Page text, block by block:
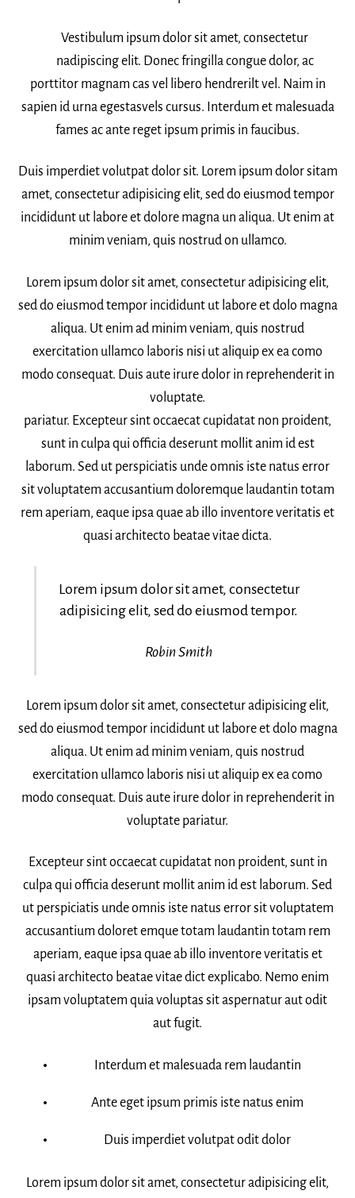
Vestibulum ipsum dolor sit amet, consectetur
nadipiscing elit. Donec fringilla congue dolor, ac
porttitor magnam cas vel libero hendrerilt vel. Naim in
sapien id urna egestasvels cursus. Interdum et malesuada
fames ac ante reget ipsum primis in faucibus.
Duis imperdiet volutpat dolor sit. Lorem ipsum dolor sitam
amet, consectetur adipisicing elit, sed do eiusmod tempor
incididunt ut labore et dolore magna un aliqua. Ut enim at
minim veniam, quis nostrud on ullamco.
Lorem ipsum dolor sit amet, consectetur adipisicing elit,
sed do eiusmod tempor incididunt ut labore et dolo magna
aliqua. Ut enim ad minim veniam, quis nostrud
exercitation ullamco laboris nisi ut aliquip ex ea como
modo consequat. Duis aute irure dolor in reprehenderit in
voluptate.
pariatur. Excepteur sint occaecat cupidatat non proident,
sunt in culpa qui officia deserunt mollit anim id est
laborum. Sed ut perspiciatis unde omnis iste natus error
sit voluptatem accusantium doloremque laudantin totam
rem aperiam, eaque ipsa quae ab illo inventore veritatis et
quasi architecto beatae vitae dicta.
Lorem ipsum dolor sit amet, consectetur
adipisicing elit, sed do eiusmod tempor.
Robin Smith
Lorem ipsum dolor sit amet, consectetur adipisicing elit,
sed do eiusmod tempor incididunt ut labore et dolo magna
aliqua. Ut enim ad minim veniam, quis nostrud
exercitation ullamco laboris nisi ut aliquip ex ea como
modo consequat. Duis aute irure dolor in reprehenderit in
voluptate pariatur.
Excepteur sint occaecat cupidatat non proident, sunt in
culpa qui officia deserunt mollit anim id est laborum. Sed
ut perspiciatis unde omnis iste natus error sit voluptatem
accusantium doloret emque totam laudantin totam rem
aperiam, eaque ipsa quae ab illo inventore veritatis et
quasi architecto beatae vitae dict explicabo. Nemo enim
ipsam voluptatem quia voluptas sit aspernatur aut odit
aut fugit.
Interdum et malesuada rem laudantin
Ante eget ipsum primis iste natus enim
Duis imperdiet volutpat odit dolor
Lorem ipsum dolor sit amet, consectetur adipisicing elit,